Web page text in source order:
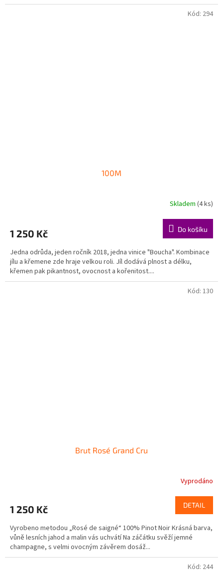
100M
Skladem (4 ks)
1 250 Kč Do košíku
Jedna odrůda, jeden ročník 2018, jedna vinice "Boucha". Kombinace
jílu a křemene zde hraje velkou roli. Jíl dodává plnost a délku,
křemen pak pikantnost, ovocnost a kořenitost....
Kód: 294
Brut Rosé Grand Cru
Vyprodáno
1 250 Kč DETAIL
Vyrobeno metodou „Rosé de saigné“ 100% Pinot Noir Krásná barva,
vůně lesních jahod a malin vás uchvátí Na záčátku svěží jemné
champagne, s velmi ovocným závěrem dosáž...
Kód: 130
Kód: 244